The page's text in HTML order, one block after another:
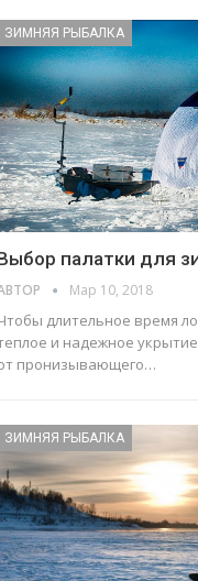
ЗИМНЯЯ РЫБАЛКА
палатки для
Мар 10, 2018
длительное время
и надежное
пронизывающего…
ЗИМНЯЯ РЫБАЛКА